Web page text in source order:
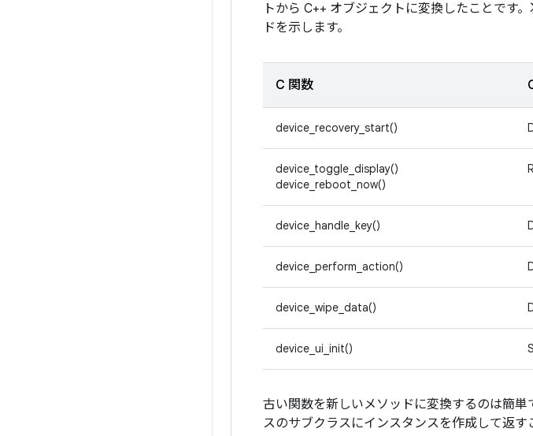
トから C++ オブジェクトに変換したことです
ドを示します。
C 関数
device_recovery_start()
device_toggle_display()
device_reboot_now()
device_handle_key()
device_perform_action()
device_wipe_data()
device_ui_init()
古い関数を新しいメソッドに変換するのは簡単
スのサブクラスにインスタンスを作成して返す